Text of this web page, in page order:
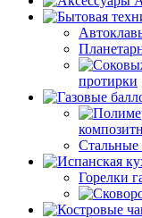
протирки
Стальные
Горелки